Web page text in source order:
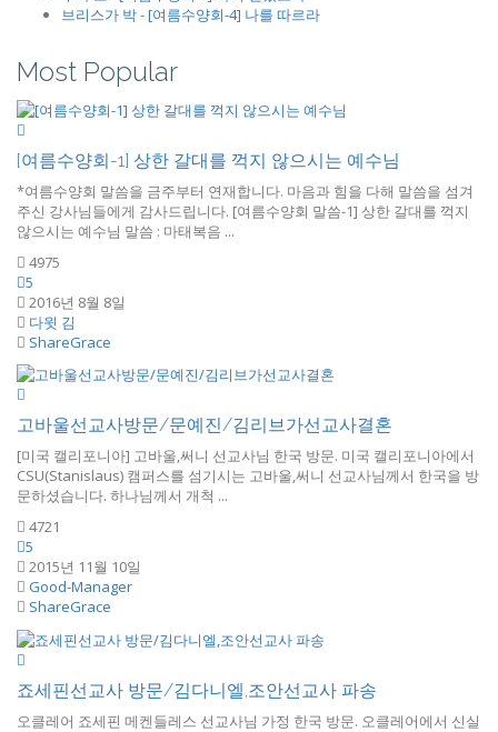
브리스가 박-[여름수양회-4] 나를 따르라
Most Popular
[여름수양회-1] 상한 갈대를 꺽지 않으시는 예수님
*여름수양회 말씀을 금주부터 연재합니다. 마음과 힘을 다해 말씀을 섬겨
주신 강사님들에게 감사드립니다. [여름수양회 말씀-1] 상한 갈대를 꺽지
않으시는 예수님 말씀 : 마태복음 ...
4975
5
2016년 8월 8일
다윗 김
ShareGrace
고바울선교사방문/문예진/김리브가선교사결혼
[미국 캘리포니아] 고바울,써니 선교사님 한국 방문. 미국 캘리포니아에서
CSU(Stanislaus) 캠퍼스를 섬기시는 고바울,써니 선교사님께서 한국을 방
문하셨습니다. 하나님께서 개척 ...
4721
5
2015년 11월 10일
Good-Manager
ShareGrace
죠세핀선교사 방문/김다니엘,조안선교사 파송
오클레어 죠세핀 메켄들레스 선교사님 가정 한국 방문. 오클레어에서 신실